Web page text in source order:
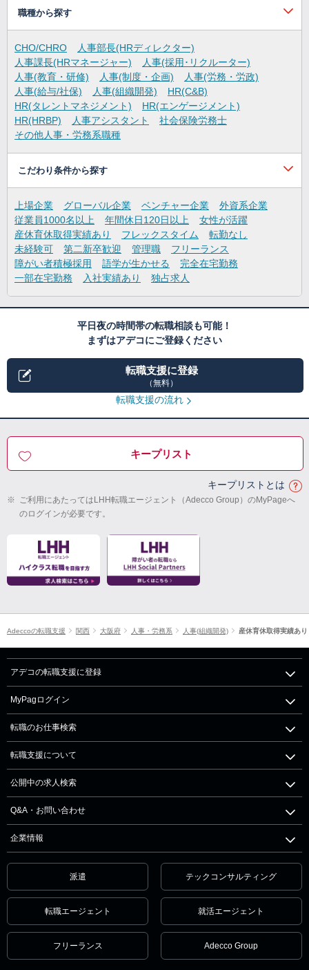
職種から探す
CHO/CHRO
人事部長(HRディレクター)
人事課長(HRマネージャー)
人事(採用･リクルーター)
人事(教育・研修)
人事(制度・企画)
人事(労務・労政)
人事(給与/社保)
人事(組織開発)
HR(C&B)
HR(タレントマネジメント)
HR(エンゲージメント)
HR(HRBP)
人事アシスタント
社会保険労務士
その他人事・労務系職種
こだわり条件から探す
上場企業 グローバル企業 ベンチャー企業
外資系企業
従業員1000名以上
年間休日120日以上
女性が活躍
産休育休取得実績あり
フレックスタイム
転勤なし
未経験可
第二新卒歓迎 管理職
フリーランス
障がい者積極採用
語学が生かせる
完全在宅勤務
一部在宅勤務
入社実績あり 独占求人
平日夜の時間帯の転職相談も可能！
まずはアデコにご登録ください
転職支援に登録
（無料）
転職支援の流れ
キープリスト
キープリストとは
※ ご利用にあたってはLHH転職エージェント（Adecco Group）のMyPageへ
のログインが必要です。
Adeccoの転職支援 関西 大阪府 人事・労務系 人事(組織開発) 産休育休取得実績あり
アデコの転職支援に登録
MyPagログイン
転職のお仕事検索
転職支援について
公開中の求人検索
Q&A・お問い合わせ
企業情報
派遣 テックコンサルティング
転職エージェント 就活エージェント
フリーランス Adecco Group